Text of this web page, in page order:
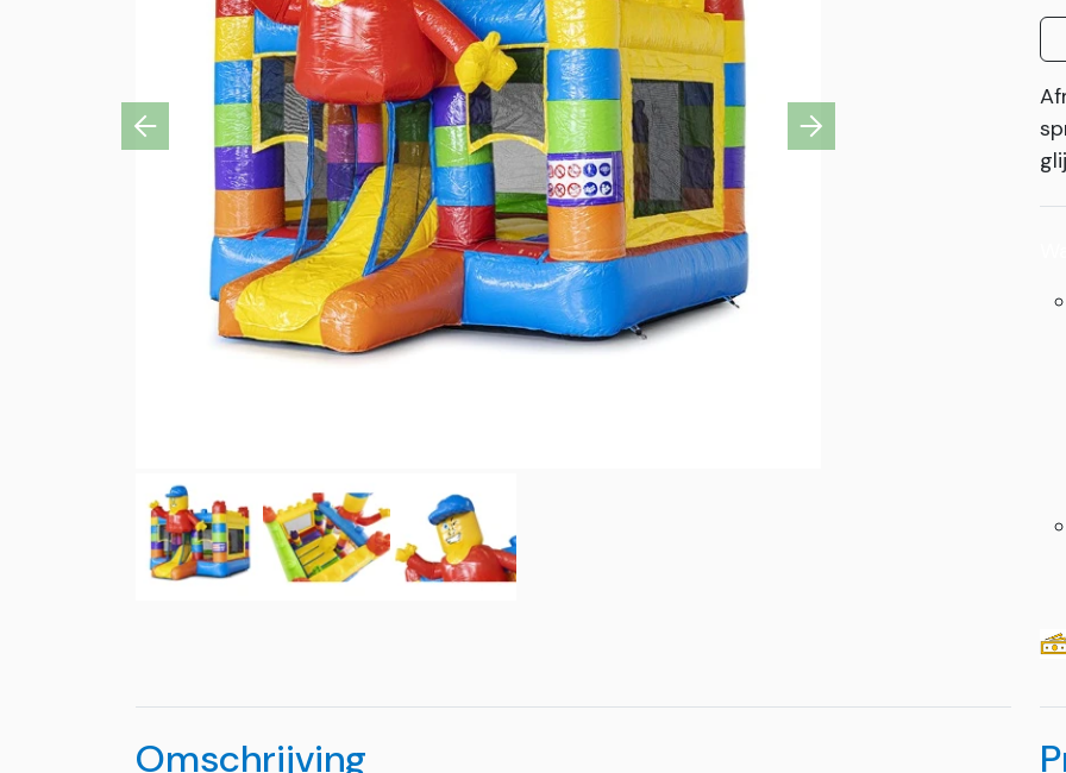
Previous Next
Omschrijving